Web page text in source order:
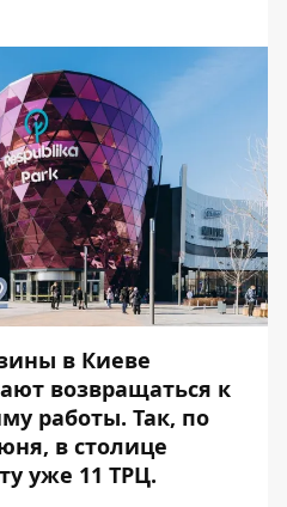
в Киеве
возвращаться к
работы. Так, по
в столице
уже 11 ТРЦ.